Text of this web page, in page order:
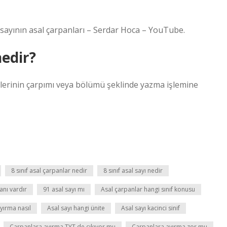
asal çarpanları – Serdar Hoca – YouTube.
çarpımı veya bölümü şeklinde yazma işlemine
8 sınıf asal çarpanlar nedir 8 sınıf asal sayı nedir
vardır 91 asal sayı mı Asal çarpanlar hangi sınıf konusu
nasıl Asal sayı hangi ünite Asal sayı kacinci sinif